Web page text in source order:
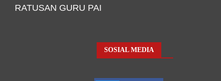
RATUSAN GURU PAI
SOSIAL MEDIA